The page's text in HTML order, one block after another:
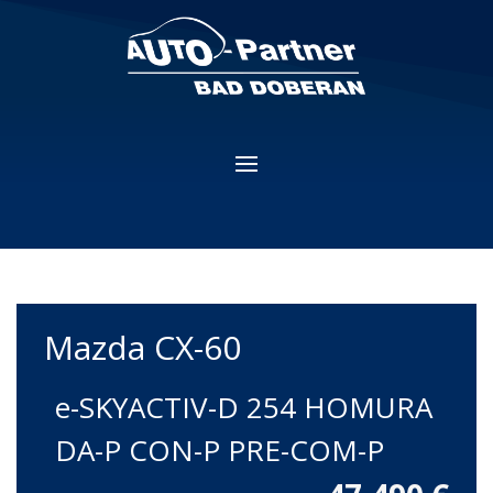
Mazda CX-60
e-SKYACTIV-D 254 HOMURA
DA-P CON-P PRE-COM-P